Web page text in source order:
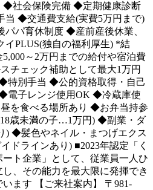
◆社会保険完備 ◆定期健康診断
◆交通費支給(実費5万円まで)
パ育休制度 ◆産前産後休業、
PLUS(独自の福利厚生) *結
～2万円までの給付や宿泊費
チェック補助として最大1万円
特別手当 ◆公的資格取得・自己
電子レンジ使用OK ◆冷蔵庫使
を食べる場所あり ◆お弁当持参
歳未満の子…1万円) ◆副業・ダ
) ◆髪色やネイル・まつげエクス
ドラインあり) ■2023年認定「く
ト企業」として、従業員一人ひ
、その能力を最大限に発揮でき
ます 【ご来社案内】 〒981-